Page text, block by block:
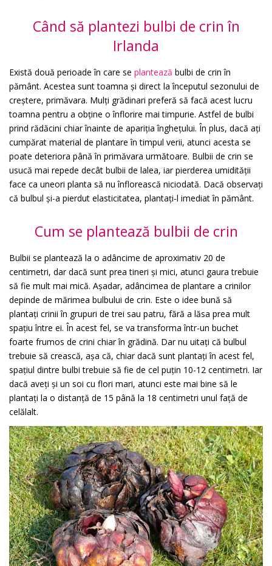
Când să plantezi bulbi de crin în
Irlanda
Există două perioade în care se plantează bulbi de crin în
pământ. Acestea sunt toamna și direct la începutul sezonului de
creștere, primăvara. Mulți grădinari preferă să facă acest lucru
toamna pentru a obține o înflorire mai timpurie. Astfel de bulbi
prind rădăcini chiar înainte de apariția înghețului. În plus, dacă ați
cumpărat material de plantare în timpul verii, atunci acesta se
poate deteriora până în primăvara următoare. Bulbii de crin se
usucă mai repede decât bulbii de lalea, iar pierderea umidității
face ca uneori planta să nu înflorească niciodată. Dacă observați
că bulbul și-a pierdut elasticitatea, plantați-l imediat în pământ.
Cum se plantează bulbii de crin
Bulbii se plantează la o adâncime de aproximativ 20 de
centimetri, dar dacă sunt prea tineri și mici, atunci gaura trebuie
să fie mult mai mică. Așadar, adâncimea de plantare a crinilor
depinde de mărimea bulbului de crin. Este o idee bună să
plantați crinii în grupuri de trei sau patru, fără a lăsa prea mult
spațiu între ei. În acest fel, se va transforma într-un buchet
foarte frumos de crini chiar în grădină. Dar nu uitați că bulbul
trebuie să crească, așa că, chiar dacă sunt plantați în acest fel,
spațiul dintre bulbi trebuie să fie de cel puțin 10-12 centimetri. Iar
dacă aveți și un soi cu flori mari, atunci este mai bine să le
plantați la o distanță de 15 până la 18 centimetri unul față de
celălalt.